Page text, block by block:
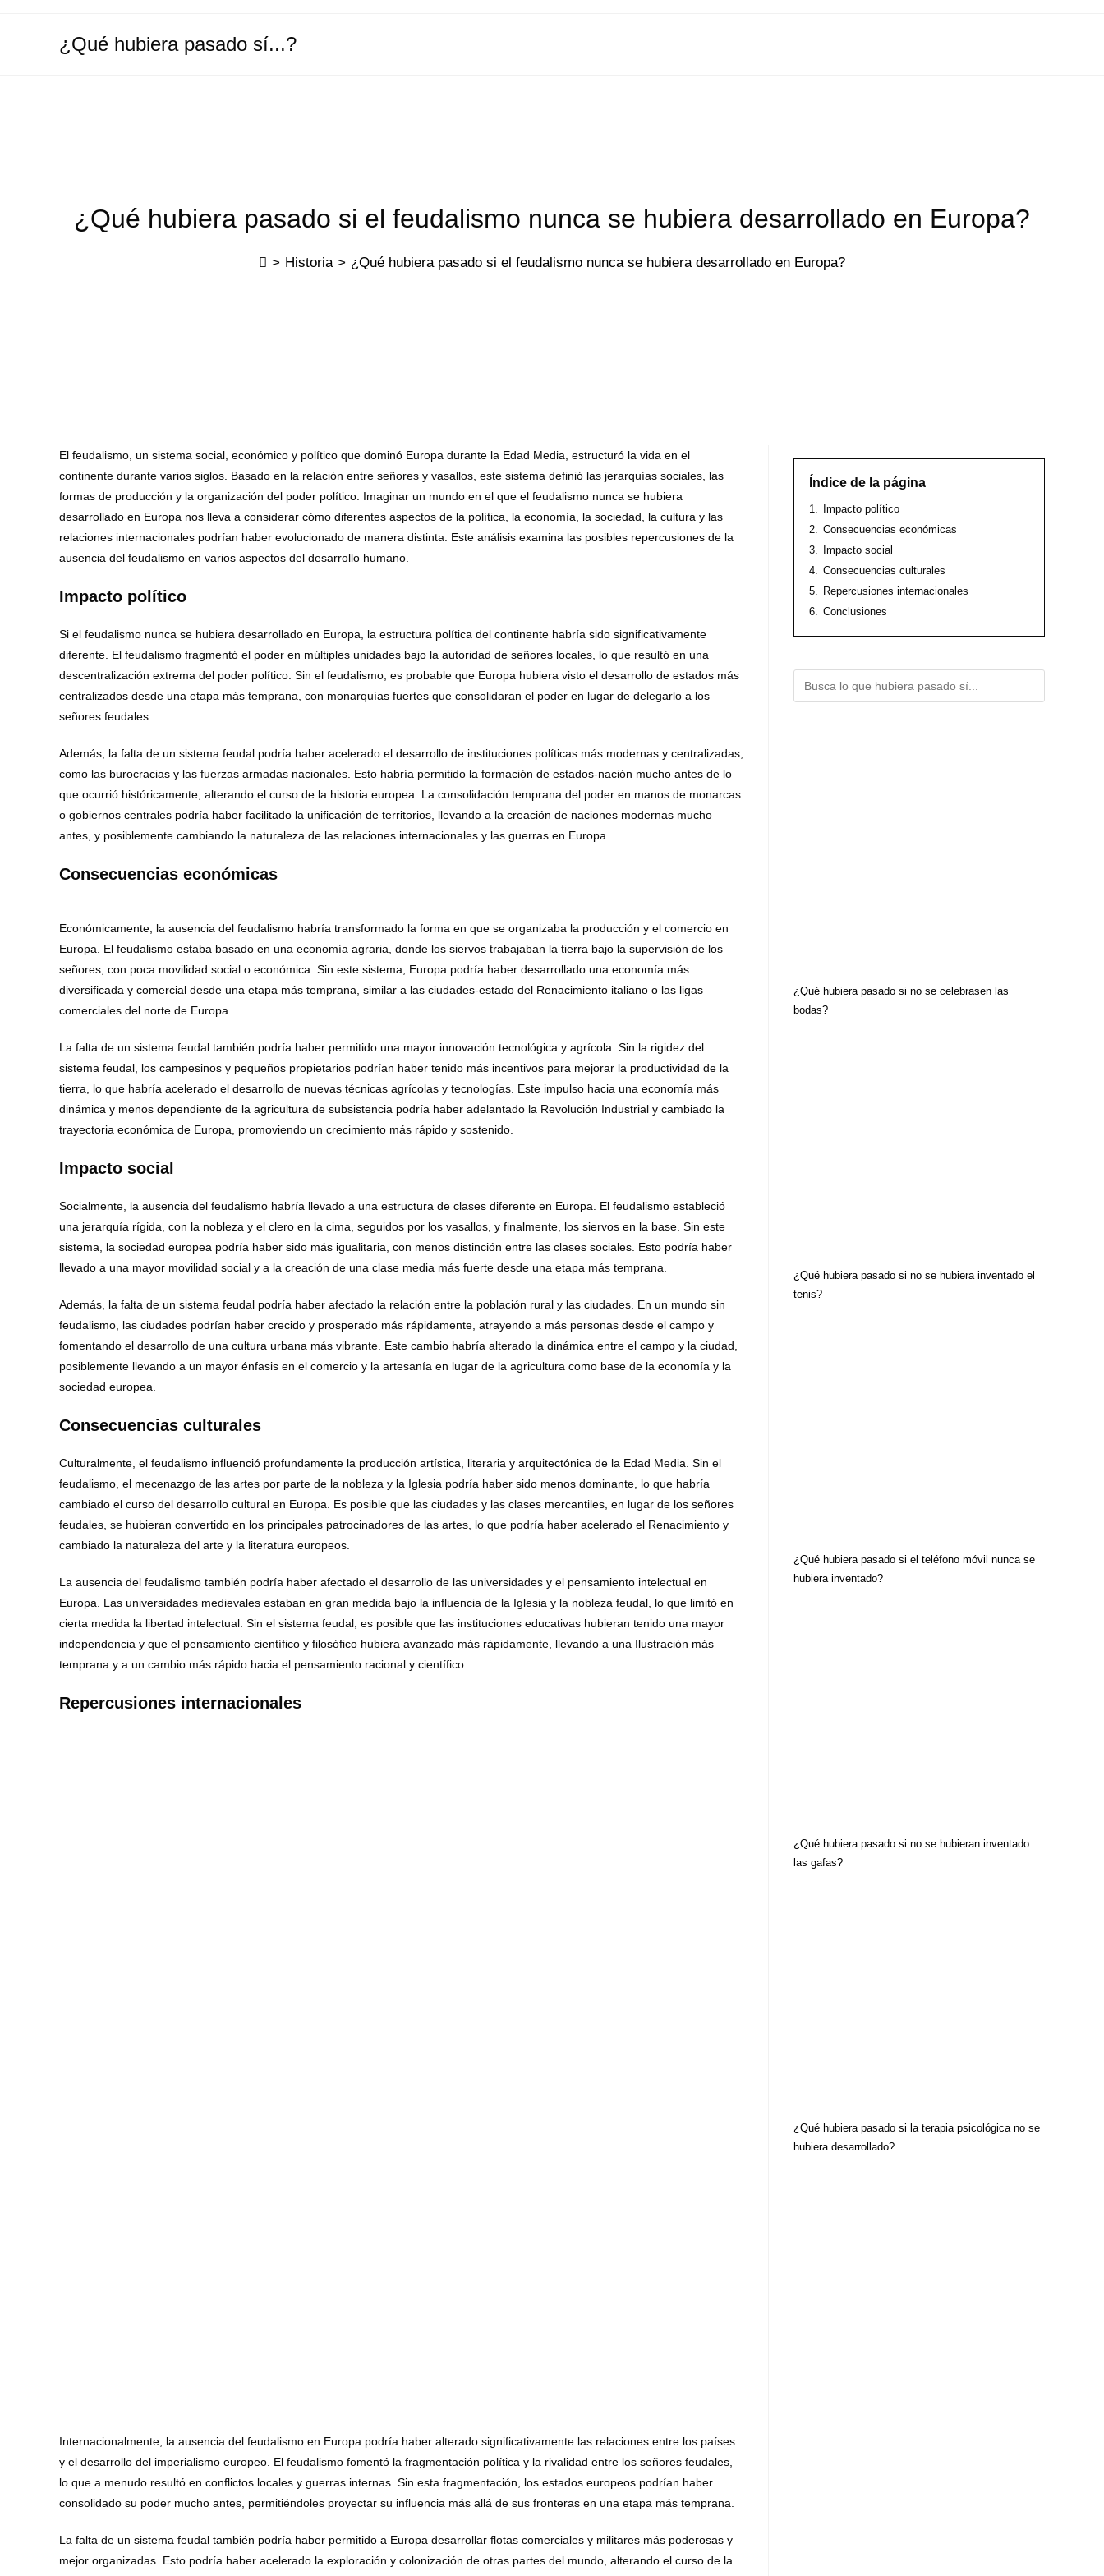
¿Qué hubiera pasado sí...?
¿Qué hubiera pasado si el feudalismo nunca se hubiera desarrollado en Europa?
> Historia > ¿Qué hubiera pasado si el feudalismo nunca se hubiera desarrollado en Europa?
El feudalismo, un sistema social, económico y político que dominó Europa durante la Edad Media, estructuró la vida en el
continente durante varios siglos. Basado en la relación entre señores y vasallos, este sistema definió las jerarquías sociales, las
formas de producción y la organización del poder político. Imaginar un mundo en el que el feudalismo nunca se hubiera
desarrollado en Europa nos lleva a considerar cómo diferentes aspectos de la política, la economía, la sociedad, la cultura y las
relaciones internacionales podrían haber evolucionado de manera distinta. Este análisis examina las posibles repercusiones de la
ausencia del feudalismo en varios aspectos del desarrollo humano.
Impacto político
Si el feudalismo nunca se hubiera desarrollado en Europa, la estructura política del continente habría sido significativamente
diferente. El feudalismo fragmentó el poder en múltiples unidades bajo la autoridad de señores locales, lo que resultó en una
descentralización extrema del poder político. Sin el feudalismo, es probable que Europa hubiera visto el desarrollo de estados más
centralizados desde una etapa más temprana, con monarquías fuertes que consolidaran el poder en lugar de delegarlo a los
señores feudales.
Además, la falta de un sistema feudal podría haber acelerado el desarrollo de instituciones políticas más modernas y centralizadas,
como las burocracias y las fuerzas armadas nacionales. Esto habría permitido la formación de estados-nación mucho antes de lo
que ocurrió históricamente, alterando el curso de la historia europea. La consolidación temprana del poder en manos de monarcas
o gobiernos centrales podría haber facilitado la unificación de territorios, llevando a la creación de naciones modernas mucho
antes, y posiblemente cambiando la naturaleza de las relaciones internacionales y las guerras en Europa.
Consecuencias económicas
Económicamente, la ausencia del feudalismo habría transformado la forma en que se organizaba la producción y el comercio en
Europa. El feudalismo estaba basado en una economía agraria, donde los siervos trabajaban la tierra bajo la supervisión de los
señores, con poca movilidad social o económica. Sin este sistema, Europa podría haber desarrollado una economía más
diversificada y comercial desde una etapa más temprana, similar a las ciudades-estado del Renacimiento italiano o las ligas
comerciales del norte de Europa.
La falta de un sistema feudal también podría haber permitido una mayor innovación tecnológica y agrícola. Sin la rigidez del
sistema feudal, los campesinos y pequeños propietarios podrían haber tenido más incentivos para mejorar la productividad de la
tierra, lo que habría acelerado el desarrollo de nuevas técnicas agrícolas y tecnologías. Este impulso hacia una economía más
dinámica y menos dependiente de la agricultura de subsistencia podría haber adelantado la Revolución Industrial y cambiado la
trayectoria económica de Europa, promoviendo un crecimiento más rápido y sostenido.
Impacto social
Socialmente, la ausencia del feudalismo habría llevado a una estructura de clases diferente en Europa. El feudalismo estableció
una jerarquía rígida, con la nobleza y el clero en la cima, seguidos por los vasallos, y finalmente, los siervos en la base. Sin este
sistema, la sociedad europea podría haber sido más igualitaria, con menos distinción entre las clases sociales. Esto podría haber
llevado a una mayor movilidad social y a la creación de una clase media más fuerte desde una etapa más temprana.
Además, la falta de un sistema feudal podría haber afectado la relación entre la población rural y las ciudades. En un mundo sin
feudalismo, las ciudades podrían haber crecido y prosperado más rápidamente, atrayendo a más personas desde el campo y
fomentando el desarrollo de una cultura urbana más vibrante. Este cambio habría alterado la dinámica entre el campo y la ciudad,
posiblemente llevando a un mayor énfasis en el comercio y la artesanía en lugar de la agricultura como base de la economía y la
sociedad europea.
Consecuencias culturales
Culturalmente, el feudalismo influenció profundamente la producción artística, literaria y arquitectónica de la Edad Media. Sin el
feudalismo, el mecenazgo de las artes por parte de la nobleza y la Iglesia podría haber sido menos dominante, lo que habría
cambiado el curso del desarrollo cultural en Europa. Es posible que las ciudades y las clases mercantiles, en lugar de los señores
feudales, se hubieran convertido en los principales patrocinadores de las artes, lo que podría haber acelerado el Renacimiento y
cambiado la naturaleza del arte y la literatura europeos.
La ausencia del feudalismo también podría haber afectado el desarrollo de las universidades y el pensamiento intelectual en
Europa. Las universidades medievales estaban en gran medida bajo la influencia de la Iglesia y la nobleza feudal, lo que limitó en
cierta medida la libertad intelectual. Sin el sistema feudal, es posible que las instituciones educativas hubieran tenido una mayor
independencia y que el pensamiento científico y filosófico hubiera avanzado más rápidamente, llevando a una Ilustración más
temprana y a un cambio más rápido hacia el pensamiento racional y científico.
Repercusiones internacionales
Internacionalmente, la ausencia del feudalismo en Europa podría haber alterado significativamente las relaciones entre los países
y el desarrollo del imperialismo europeo. El feudalismo fomentó la fragmentación política y la rivalidad entre los señores feudales,
lo que a menudo resultó en conflictos locales y guerras internas. Sin esta fragmentación, los estados europeos podrían haber
consolidado su poder mucho antes, permitiéndoles proyectar su influencia más allá de sus fronteras en una etapa más temprana.
La falta de un sistema feudal también podría haber permitido a Europa desarrollar flotas comerciales y militares más poderosas y
mejor organizadas. Esto podría haber acelerado la exploración y colonización de otras partes del mundo, alterando el curso de la
Índice de la página
1.
Impacto político
2. Consecuencias económicas
3.
Impacto social
4. Consecuencias culturales
5. Repercusiones internacionales
6. Conclusiones
¿Qué hubiera pasado si no se celebrasen las
bodas?
¿Qué hubiera pasado si no se hubiera inventado el
tenis?
¿Qué hubiera pasado si el teléfono móvil nunca se
hubiera inventado?
¿Qué hubiera pasado si no se hubieran inventado
las gafas?
¿Qué hubiera pasado si la terapia psicológica no se
hubiera desarrollado?